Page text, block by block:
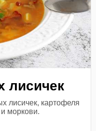
лисичек
лисичек, картофеля
моркови.